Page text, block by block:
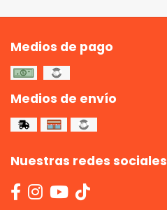
Medios de pago
Medios de envío
Nuestras redes sociales